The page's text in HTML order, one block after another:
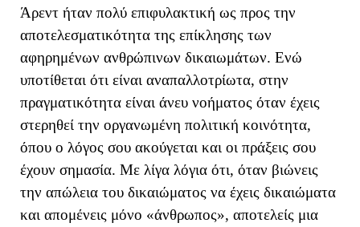
Άρεντ ήταν πολύ επιφυλακτική ως προς την
αποτελεσματικότητα της επίκλησης των
αφηρημένων ανθρώπινων δικαιωμάτων. Ενώ
υποτίθεται ότι είναι αναπαλλοτρίωτα, στην
πραγματικότητα είναι άνευ νοήματος όταν έχεις
στερηθεί την οργανωμένη πολιτική κοινότητα,
όπου ο λόγος σου ακούγεται και οι πράξεις σου
έχουν σημασία. Με λίγα λόγια ότι, όταν βιώνεις
την απώλεια του δικαιώματος να έχεις δικαιώματα
και απομένεις μόνο «άνθρωπος», αποτελείς μια